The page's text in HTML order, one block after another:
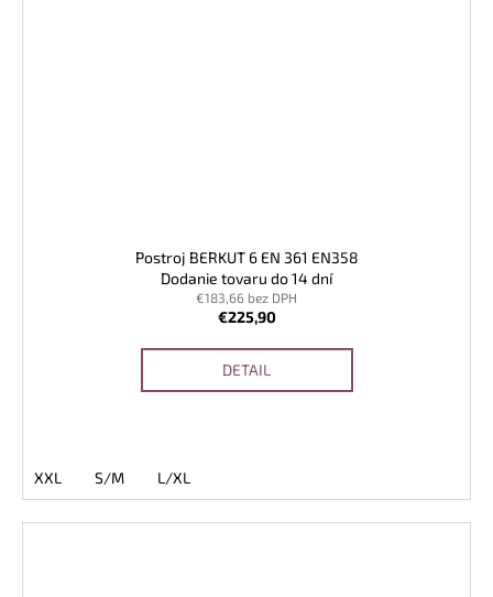
Postroj BERKUT 6 EN 361 EN358
Dodanie tovaru do 14 dní
€183,66 bez DPH
€225,90
DETAIL
XXL S/M L/XL